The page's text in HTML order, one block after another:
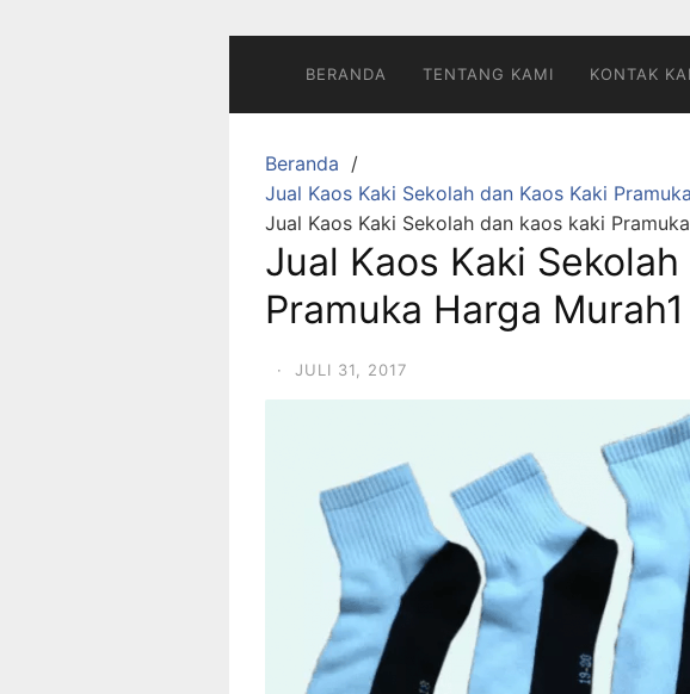
BERANDA TENTANG KAMI KONTAK
Beranda
Jual Kaos Kaki Sekolah dan Kaos Kaki
Jual Kaos Kaki Sekolah dan kaos kaki
Jual Kaos Kaki
Pramuka Harga Murah1
· JULI 31, 2017